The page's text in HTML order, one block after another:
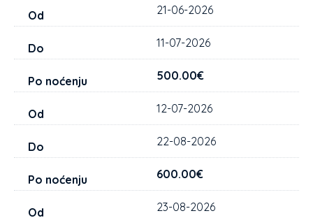
21-06-2026
11-07-2026
500.00€
12-07-2026
22-08-2026
600.00€
23-08-2026